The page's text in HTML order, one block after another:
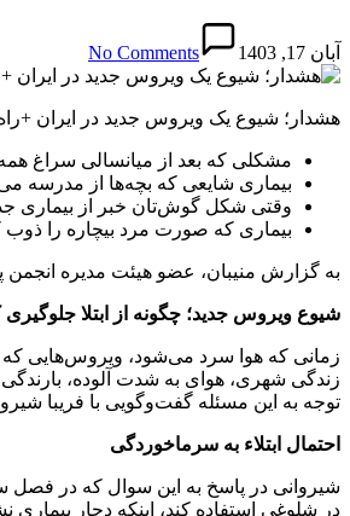
آبان 17, 1403 No Comments
هشدار؛ شیوع یک ویروس جدید در ایران
مشکلی که بعد از میانسالی سراغ
بیماری‌ شایعی که بچه‌ها از مدرسه
وقتی شکل گوش‌تان خبر از بیماری
بیماری که صورت مرد بیچاره را ذوب
به گزارش منیبان، عضو هیئت مدیره
شیوع ویروس جدید؛ چگونه از ابتلا جلوگیری
زمانی که هوا سرد می‌شود، ویروس‌هایی که
زندگی شهری، هوای به شدت آلوده‌،
توجه به این مسئله گفت‌وگویی با فریبا
احتمال ابتلاء به سرماخوردگی
شیروانی در پاسخ به این سوال که در فصل
در شلوغی استفاده کند، اینکه دچار بیماری